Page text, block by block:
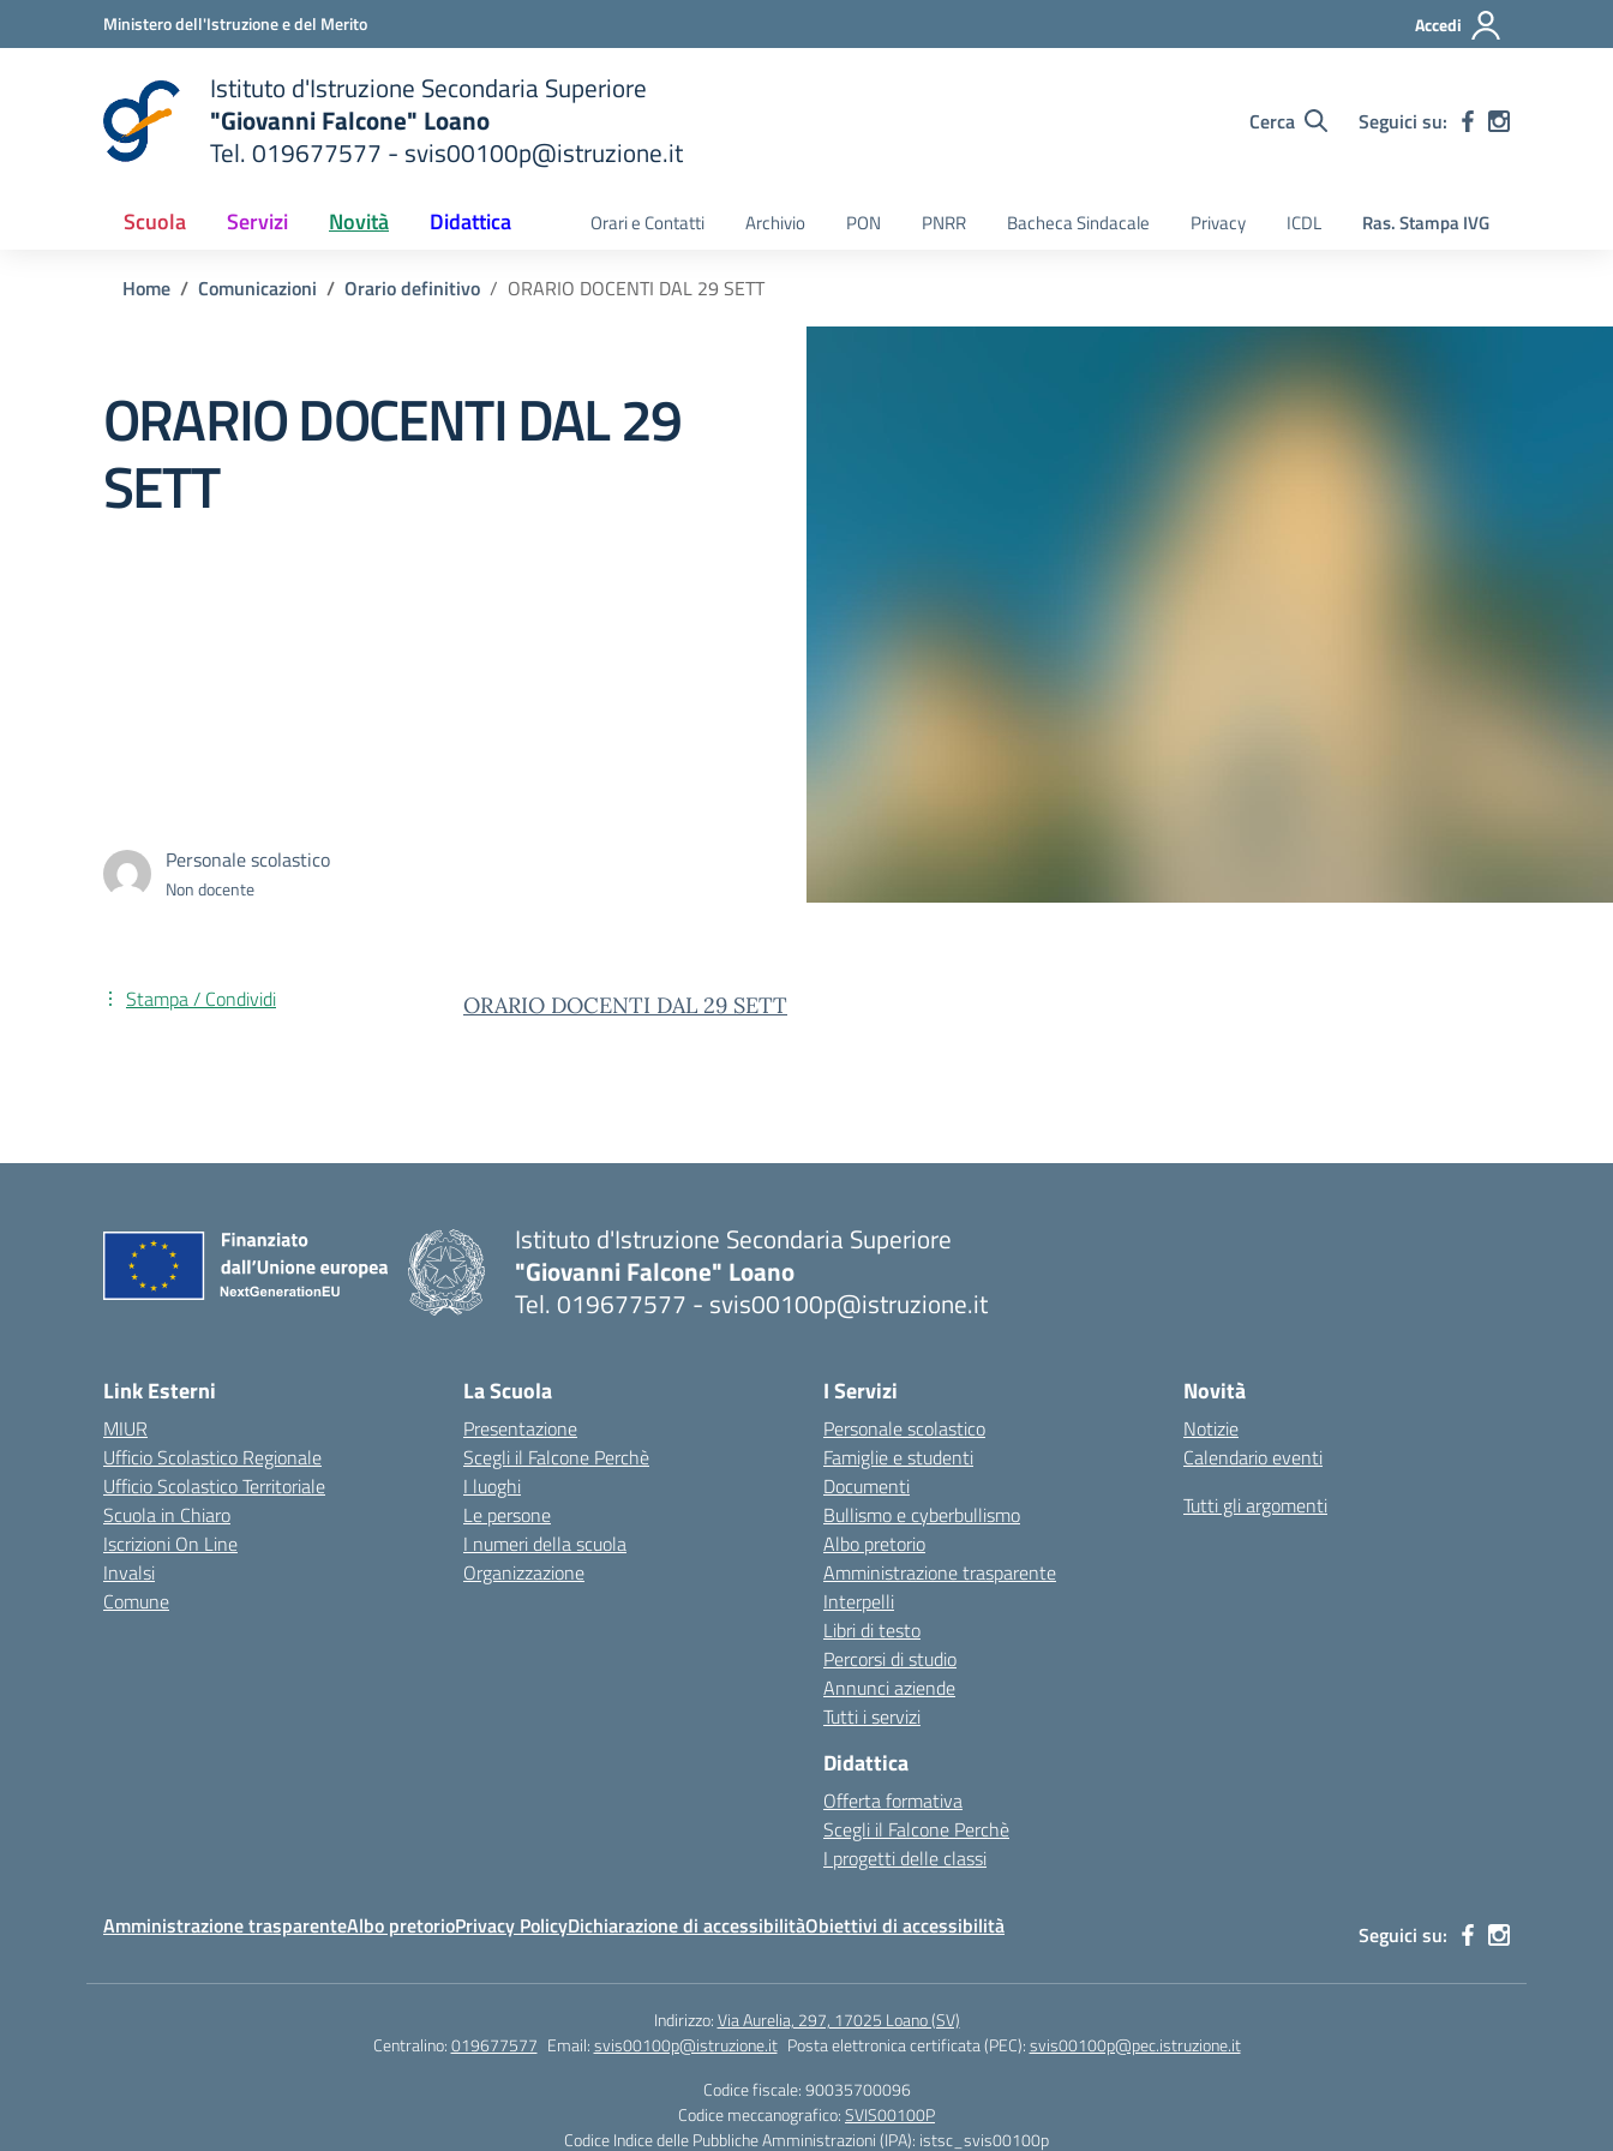
Vai ai contenuti
Vai al menu di navigazioneMinistero dell'Istruzione e del Merito Accedi
Istituto d'Istruzione Secondaria Superiore
"Giovanni Falcone" Loano
Tel. 019677577 - svis00100p@istruzione.it
Cerca Seguici su:
Scuola Servizi Novità Didattica Orari e Contatti Archivio PON PNRR Bacheca Sindacale Privacy ICDL Ras. Stampa IVG
Home Comunicazioni Orario definitivo ORARIO DOCENTI DAL 29 SETT
ORARIO DOCENTI DAL 29
SETT
Personale scolastico
Non docente
Stampa / Condividi ORARIO DOCENTI DAL 29 SETT
Istituto d'Istruzione Secondaria Superiore
"Giovanni Falcone" Loano
Tel. 019677577 - svis00100p@istruzione.it
Link Esterni
MIUR
Ufficio Scolastico Regionale
Ufficio Scolastico Territoriale
Scuola in Chiaro
Iscrizioni On Line
Invalsi
Comune
La Scuola
Presentazione
Scegli il Falcone Perchè
I luoghi
Le persone
I numeri della scuola
Organizzazione
I Servizi
Personale scolastico
Famiglie e studenti
Documenti
Bullismo e cyberbullismo
Albo pretorio
Amministrazione trasparente
Interpelli
Libri di testo
Percorsi di studio
Annunci aziende
Tutti i servizi
Didattica
Offerta formativa
Scegli il Falcone Perchè
I progetti delle classi
Novità
Notizie
Calendario eventi
Tutti gli argomenti
Amministrazione trasparenteAlbo pretorioPrivacy PolicyDichiarazione di accessibilitàObiettivi di accessibilità Seguici su:
Indirizzo:Via Aurelia, 297, 17025 Loano (SV)
Centralino:019677577 Email:svis00100p@istruzione.it Posta elettronica certificata (PEC):svis00100p@pec.istruzione.it
Codice fiscale: 90035700096
Codice meccanografico:SVIS00100P
Codice Indice delle Pubbliche Amministrazioni (IPA): istsc_svis00100p